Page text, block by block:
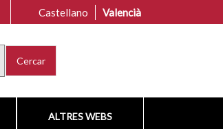
Castellano Valencià
ALTRES WEBS